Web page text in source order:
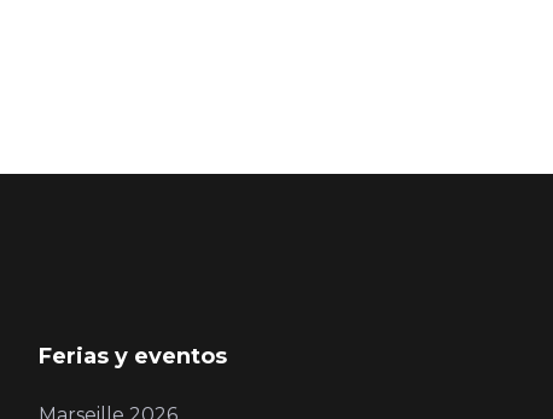
Ferias y eventos
Marseille 2026